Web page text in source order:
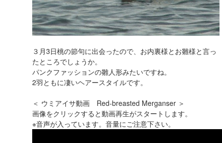
３月3日桃の節句に出会ったので、お内裏様とお雛様と言っ
たところでしょうか。
パンクファッションの雛人形みたいですね。
2羽ともに凄いヘアースタイルです。
＜ ウミアイサ動画 Red-breasted Merganser ＞
画像をクリックすると動画再生がスタートします。
※音声が入っています。音量にご注意下さい。